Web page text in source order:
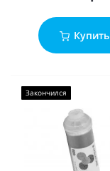
Купить
Закончился